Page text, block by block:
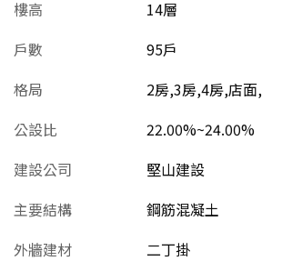
樓高
14層
戶數
95戶
格局
2房,3房,4房,店面,
公設比
22.00%~24.00%
建設公司
堅山建設
主要結構
鋼筋混凝土
外牆建材
二丁掛